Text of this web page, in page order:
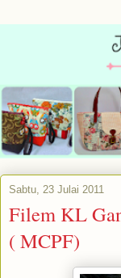
Sabtu, 23 Julai 2011
Filem KL
( MCPF)